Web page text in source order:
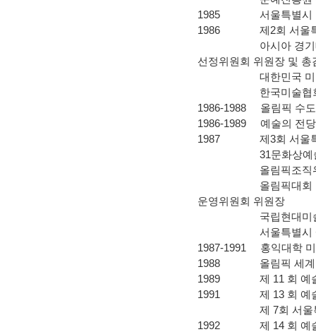
1985 서울특별시 미
1986 제2회 서울특별
아시아 경기대회
선정위원회 위원장 및 총
대한민국 미술대
한국미술협회
1986-1988 올림픽 수도
1986-1989 예술의 전
1987 제3회 서울특별
31문화상예술
올림픽조직위원회
올림픽대회 조직
운영위원회 위원장
국립현대미술관
서울특별시 예술
1987-1991 홍익대학
1988 올림픽 세계현
1989 제 11 회 예술
1991 제 13 회 예술
제 7회 서울특별
1992 제 14 회 예술